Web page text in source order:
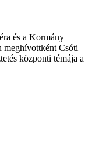
és a Kormány
meghívottként Csóti
központi témája a